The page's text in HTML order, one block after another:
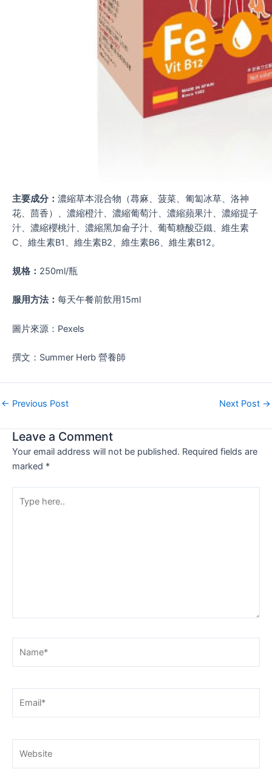
主要成分： 濃縮草本混合物（蕁麻、菠菜、匍匐冰草、洛神
花、茴香）、濃縮橙汁、濃縮葡萄汁、濃縮蘋果汁、濃縮提子
汁、濃縮櫻桃汁、濃縮黑加侖子汁、葡萄糖酸亞鐵、維生素
C、維生素B1、維生素B2、維生素B6、維生素B12。
規格： 250ml/瓶
服用方法： 每天午餐前飲用15ml
圖片來源：Pexels
撰文：Summer Herb 營養師
← Previous Post Next Post →
Leave a Comment
Your email address will not be published. Required fields are
marked *
here..